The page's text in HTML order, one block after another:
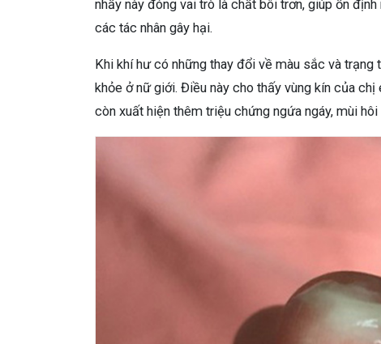
nhầy này đóng vai trò là chất bôi trơn, giúp ổn
các tác nhân gây hại.
Khi khí hư có những thay đổi về màu sắc và
khỏe ở nữ giới. Điều này cho thấy vùng kín của
còn xuất hiện thêm triệu chứng ngứa ngáy, mùi